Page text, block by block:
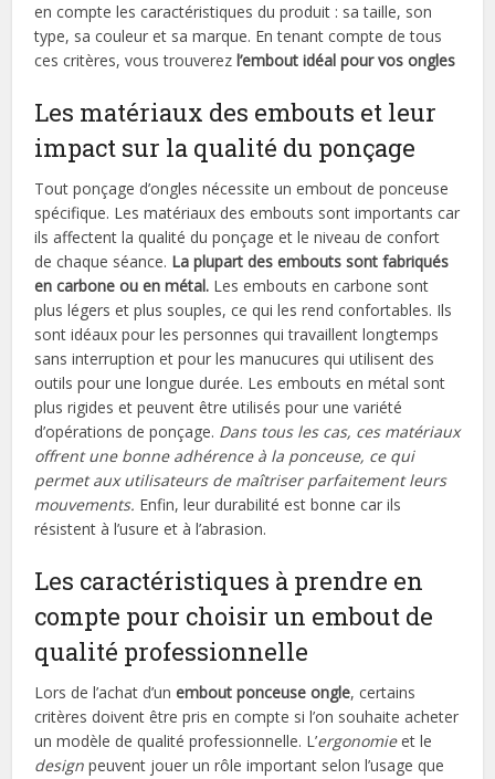
en compte les caractéristiques du produit : sa taille, son
type, sa couleur et sa marque. En tenant compte de tous
ces critères, vous trouverezl’embout idéal pour vos ongles
Les matériaux des embouts et leur
impact sur la qualité du ponçage
Tout ponçage d’ongles nécessite un embout de ponceuse
spécifique. Les matériaux des embouts sont importants car
ils affectent la qualité du ponçage et le niveau de confort
de chaque séance. La plupart des embouts sont fabriqués
en carbone ou en métal. Les embouts en carbone sont
plus légers et plus souples, ce qui les rend confortables. Ils
sont idéaux pour les personnes qui travaillent longtemps
sans interruption et pour les manucures qui utilisent des
outils pour une longue durée. Les embouts en métal sont
plus rigides et peuvent être utilisés pour une variété
d’opérations de ponçage. Dans tous les cas, ces matériaux
offrent une bonne adhérence à la ponceuse, ce qui
permet aux utilisateurs de maîtriser parfaitement leurs
mouvements. Enfin, leur durabilité est bonne car ils
résistent à l’usure et à l’abrasion.
Les caractéristiques à prendre en
compte pour choisir un embout de
qualité professionnelle
Lors de l’achat d’unembout ponceuse ongle, certains
critères doivent être pris en compte si l’on souhaite acheter
un modèle de qualité professionnelle. L’ergonomieet le
design peuvent jouer un rôle important selon l’usage que